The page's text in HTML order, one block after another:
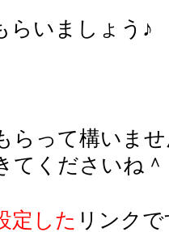
らいましょう♪
らって構いま
てくださいね
定した リンク